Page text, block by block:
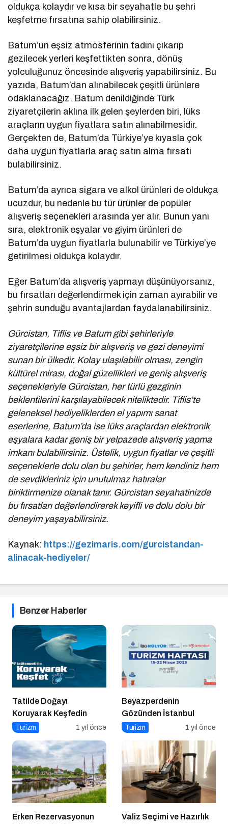
oldukça kolaydır ve kısa bir seyahatle bu şehri
keşfetme fırsatına sahip olabilirsiniz.
Batum’un eşsiz atmosferinin tadını çıkarıp
gezilecek yerleri keşfettikten sonra, dönüş
yolculuğunuz öncesinde alışveriş yapabilirsiniz. Bu
yazıda, Batum’dan alınabilecek çeşitli ürünlere
odaklanacağız. Batum denildiğinde Türk
ziyaretçilerin aklına ilk gelen şeylerden biri, lüks
araçların uygun fiyatlara satın alınabilmesidir.
Gerçekten de, Batum’da Türkiye’ye kıyasla çok
daha uygun fiyatlarla araç satın alma fırsatı
bulabilirsiniz.
Batum’da ayrıca sigara ve alkol ürünleri de oldukça
ucuzdur, bu nedenle bu tür ürünler de popüler
alışveriş seçenekleri arasında yer alır. Bunun yanı
sıra, elektronik eşyalar ve giyim ürünleri de
Batum’da uygun fiyatlarla bulunabilir ve Türkiye’ye
getirilmesi oldukça kolaydır.
Eğer Batum’da alışveriş yapmayı düşünüyorsanız,
bu fırsatları değerlendirmek için zaman ayırabilir ve
şehrin sunduğu avantajlardan faydalanabilirsiniz.
Gürcistan, Tiflis ve Batum gibi şehirleriyle
ziyaretçilerine eşsiz bir alışveriş ve gezi deneyimi
sunan bir ülkedir. Kolay ulaşılabilir olması, zengin
kültürel mirası, doğal güzellikleri ve geniş alışveriş
seçenekleriyle Gürcistan, her türlü gezginin
beklentilerini karşılayabilecek niteliktedir. Tiflis’te
geleneksel hediyeliklerden el yapımı sanat
eserlerine, Batum’da ise lüks araçlardan elektronik
eşyalara kadar geniş bir yelpazede alışveriş yapma
imkanı bulabilirsiniz. Üstelik, uygun fiyatlar ve çeşitli
seçeneklerle dolu olan bu şehirler, hem kendiniz hem
de sevdikleriniz için unutulmaz hatıralar
biriktirmenize olanak tanır. Gürcistan seyahatinizde
bu fırsatları değerlendirerek keyifli ve dolu dolu bir
deneyim yaşayabilirsiniz.
Kaynak: https://gezimaris.com/gurcistandan-
alinacak-hediyeler/
Benzer Haberler
Tatilde Doğayı
Koruyarak Keşfedin
Turizm 1 yıl önce
Beyazperdenin
Gözünden İstanbul
Turizm 1 yıl önce
Erken Rezervasyonun
Valiz Seçimi ve Hazırlık